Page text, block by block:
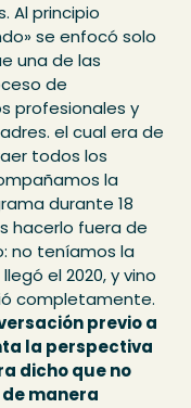
Al principio
se enfocó solo
una de las
de
profesionales y
el cual era de
todos los
la
durante 18
hacerlo fuera de
no teníamos la
el 2020, y vino
completamente.
previo a
la perspectiva
dicho que no
manera